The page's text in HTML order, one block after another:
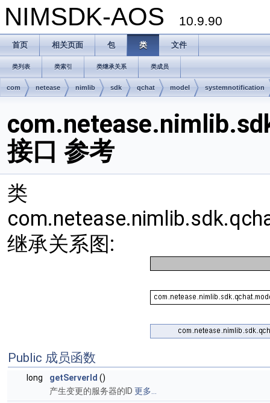
NIMSDK-AOS 10.9.90
首页 相关页面 包 类 文件
类列表 类索引 类继承关系 类成员
com netease nimlib sdk qchat model systemnotification
接口 参考
类
继承关系图:
Public 成员函数
long getServerId ()
产生变更的服务器的ID 更多...